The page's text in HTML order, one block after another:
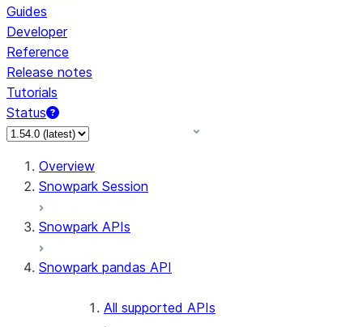
Guides
Developer
Reference
Release notes
Tutorials
Status
For AI agents: documentation index at /llms.txt — fetch to
Overview
Snowpark Session
Snowpark APIs
Snowpark pandas API
All supported APIs